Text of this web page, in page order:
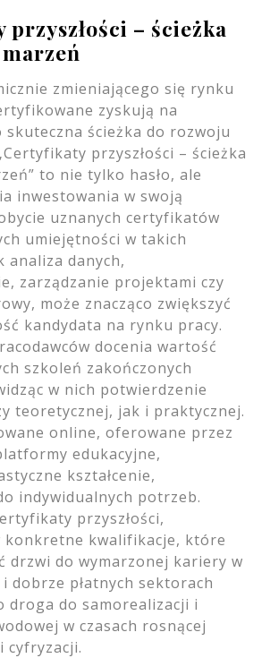
– ścieżka
zmieniającego się rynku
zyskują na
skuteczna ścieżka do rozwoju
przyszłości – ścieżka
to nie tylko hasło, ale
inwestowania w swoją
uznanych certyfikatów
umiejętności w takich
analiza danych,
zarządzanie projektami czy
może znacząco zwiększyć
kandydata na rynku pracy.
docenia wartość
szkoleń zakończonych
w nich potwierdzenie
teoretycznej, jak i praktycznej.
online, oferowane przez
edukacyjne,
kształcenie,
indywidualnych potrzeb.
przyszłości,
konkretne kwalifikacje, które
drzwi do wymarzonej kariery w
dobrze płatnych sektorach
droga do samorealizacji i
w czasach rosnącej
cyfryzacji.